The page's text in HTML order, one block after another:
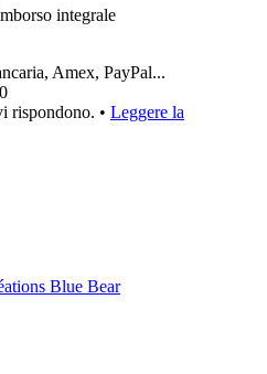
integrale
Amex, PayPal...
rispondono. • Leggere la